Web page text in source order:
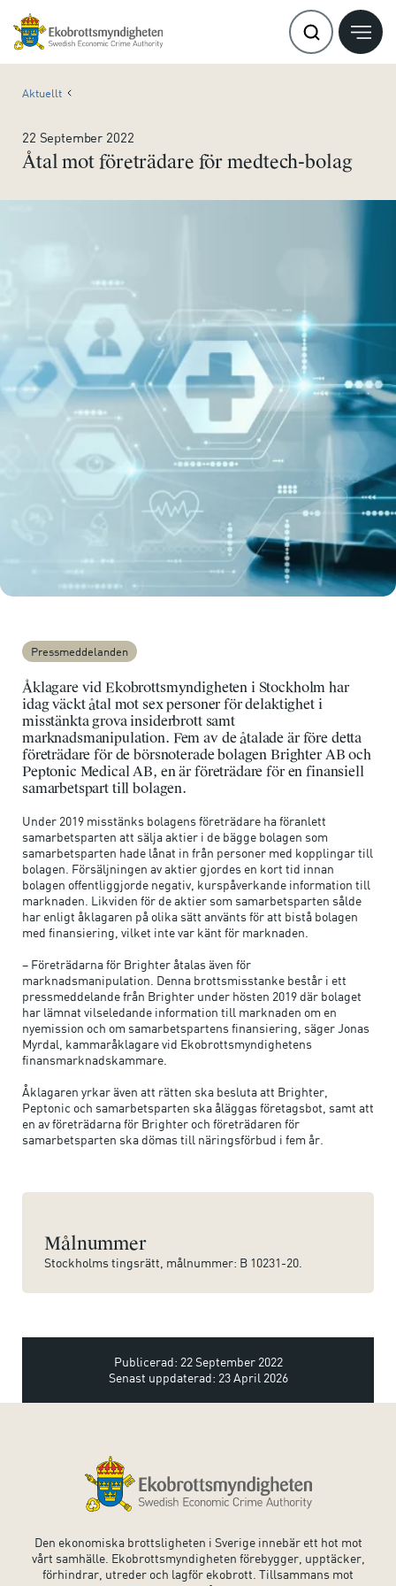
Aktuellt
22 September 2022
Åtal mot företrädare för medtech-bolag
Pressmeddelanden
Åklagare vid Ekobrottsmyndigheten i Stockholm har
idag väckt åtal mot sex personer för delaktighet i
misstänkta grova insiderbrott samt
marknadsmanipulation. Fem av de åtalade är före detta
företrädare för de börsnoterade bolagen Brighter AB och
Peptonic Medical AB, en är företrädare för en finansiell
samarbetspart till bolagen.
Under 2019 misstänks bolagens företrädare ha föranlett
samarbetsparten att sälja aktier i de bägge bolagen som
samarbetsparten hade lånat in från personer med kopplingar till
bolagen. Försäljningen av aktier gjordes en kort tid innan
bolagen offentliggjorde negativ, kurspåverkande information till
marknaden. Likviden för de aktier som samarbetsparten sålde
har enligt åklagaren på olika sätt använts för att bistå bolagen
med finansiering, vilket inte var känt för marknaden.
– Företrädarna för Brighter åtalas även för
marknadsmanipulation. Denna brottsmisstanke består i ett
pressmeddelande från Brighter under hösten 2019 där bolaget
har lämnat vilseledande information till marknaden om en
nyemission och om samarbetspartens finansiering, säger Jonas
Myrdal, kammaråklagare vid Ekobrottsmyndighetens
finansmarknadskammare.
Åklagaren yrkar även att rätten ska besluta att Brighter,
Peptonic och samarbetsparten ska åläggas företagsbot, samt att
en av företrädarna för Brighter och företrädaren för
samarbetsparten ska dömas till näringsförbud i fem år.
Målnummer
Stockholms tingsrätt, målnummer: B 10231-20.
Publicerad: 22 September 2022
Senast uppdaterad: 23 April 2026
Den ekonomiska brottsligheten i Sverige innebär ett hot mot
vårt samhälle. Ekobrottsmyndigheten förebygger, upptäcker,
förhindrar, utreder och lagför ekobrott. Tillsammans mot